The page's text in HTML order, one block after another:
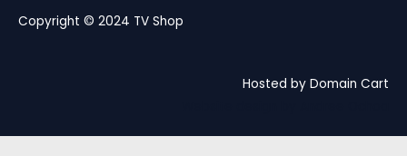
Copyright © 2024 TV Shop
Hosted by Domain Cart